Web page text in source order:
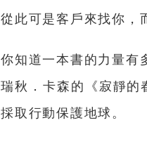
從此可是客戶來找你，
你知道一本書的力量有
瑞秋．卡森的《寂靜的
採取行動保護地球。